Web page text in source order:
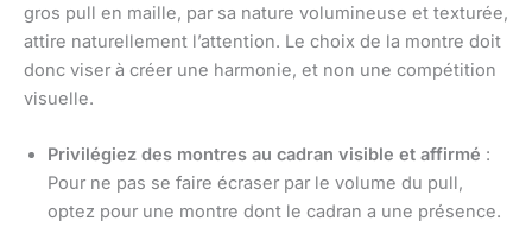
gros pull en maille, par sa nature volumineuse et texturée,
attire naturellement l’attention. Le choix de la montre doit
donc viser à créer une harmonie, et non une compétition
visuelle.
Privilégiez des montres au cadran visible et affirmé :
Pour ne pas se faire écraser par le volume du pull,
optez pour une montre dont le cadran a une présence.